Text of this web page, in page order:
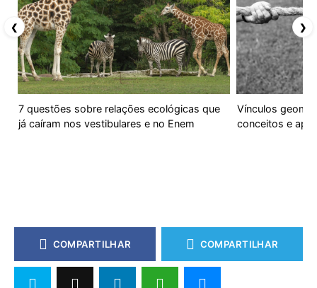
7 questões sobre relações ecológicas que
já caíram nos vestibulares e no Enem
Vínculos
conceitos e
❮ ❯
COMPARTILHAR COMPARTILHAR